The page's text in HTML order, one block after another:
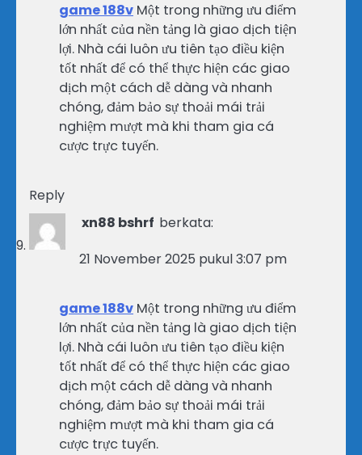
game 188v Một trong những ưu điểm
lớn nhất của nền tảng là giao dịch tiện
lợi. Nhà cái luôn ưu tiên tạo điều kiện
tốt nhất để có thể thực hiện các giao
dịch một cách dễ dàng và nhanh
chóng, đảm bảo sự thoải mái trải
nghiệm mượt mà khi tham gia cá
cược trực tuyến.
Reply
xn88 bshrf berkata:
21 November 2025 pukul 3:07 pm
game 188v Một trong những ưu điểm
lớn nhất của nền tảng là giao dịch tiện
lợi. Nhà cái luôn ưu tiên tạo điều kiện
tốt nhất để có thể thực hiện các giao
dịch một cách dễ dàng và nhanh
chóng, đảm bảo sự thoải mái trải
nghiệm mượt mà khi tham gia cá
cược trực tuyến.